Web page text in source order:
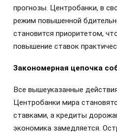
прогнозы. Центробанки, в
режим повышенной
становится приоритетом,
повышение ставок
Закономерная цепочка
Все вышеуказанные
Центробанки мира
ставками, а кредиты
экономика замедляется.